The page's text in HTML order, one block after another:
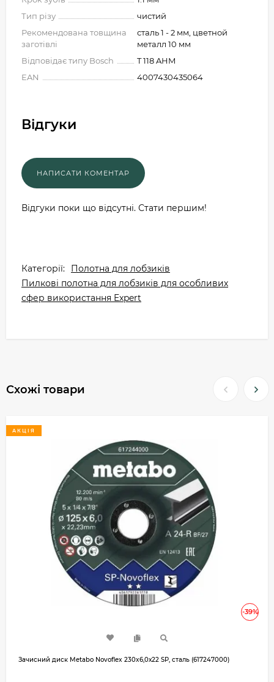
Тип різу
чистий
Рекомендована товщина
заготівлі
сталь 1 - 2 мм, цветной
металл 10 мм
Відповідає типу Bosch
T 118 AHM
EAN
4007430435064
Відгуки
Відгуки поки що відсутні. Стати першим!
Категорії:
Полотна для лобзиків
Пилкові полотна для лобзиків для особливих
сфер використання Expert
Схожі товари
-39%
АКЦІЯ
Зачисний диск Metabo Novoflex 230x6,0х22 SP, сталь (617247000)